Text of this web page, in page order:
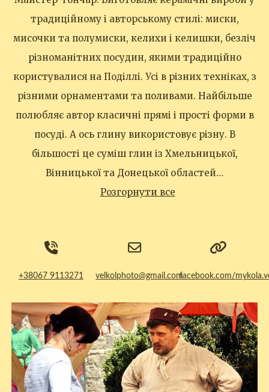
традиційному і авторському стилі: миски,
мисочки та полумиски, келихи і келишки, безліч
різноманітних посудин, якими традиційно
користувалися на Поділлі. Усі в різних техніках, з
різними орнаментами та поливами. Найбільше
полюбляє автор класичні прямі і прості форми в
посуді. А ось глину використовує різну. В
більшості це суміш глин із Хмельницької,
Вінницької та Донецької областей…
Розгорнути все
+38067 9113271 velkolphoto@gmail.comfacebook.com/